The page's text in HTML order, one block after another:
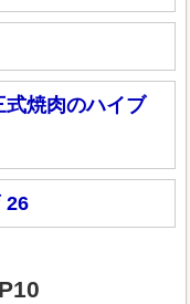
式焼肉のハイブ
26